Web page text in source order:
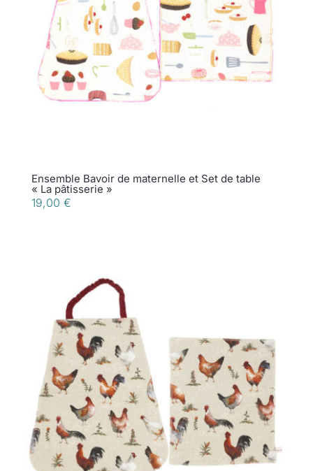
Collection de Noël
Qui suis-je ?
Nous contacter
Ensemble Bavoir de maternelle et Set de table
« La pâtisserie »
19,00 €